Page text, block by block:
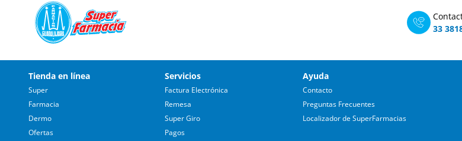
33
Tienda en línea
Super
Farmacia
Dermo
Ofertas
Servicios
Factura Electrónica
Remesa
Super Giro
Pagos
Ayuda
Contacto
Preguntas Frecuentes
Localizador de SuperFarmacias